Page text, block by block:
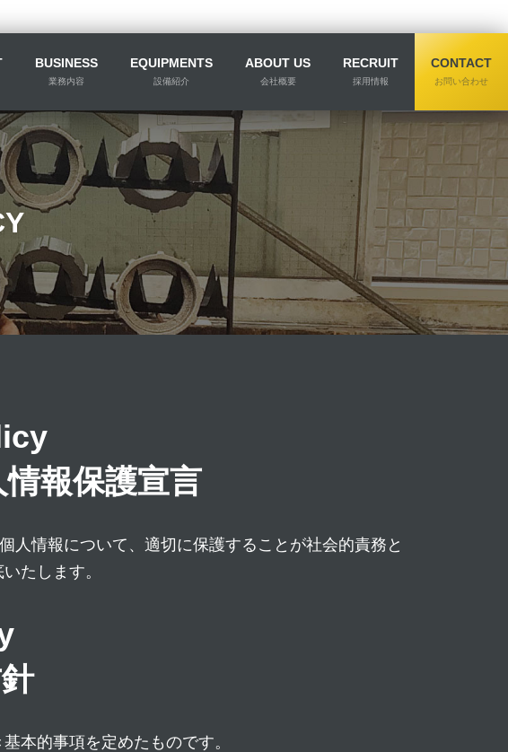
BUSINESS
業務内容
EQUIPMENTS
設備紹介
ABOUT US
会社概要
RECRUIT
採用情報
CONTACT
お問い合わせ
情報保護宣言
人情報について、適切に保護することが社会的責務と
たします。
本的事項を定めたものです。